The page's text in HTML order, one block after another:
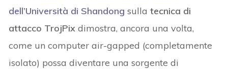
dell’Università di Shandong sullatecnica di
attacco TrojPix dimostra, ancora una volta,
come un computer air-gapped (completamente
isolato) possa diventare una sorgente di